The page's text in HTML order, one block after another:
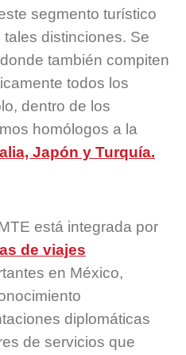
segmento turístico
distinciones. Se
también compiten
todos los
dentro de los
homólogos a la
Japón y Turquía.
está integrada por
de viajes
en México,
diplomáticas
de servicios que